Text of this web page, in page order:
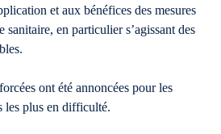
et aux bénéfices des mesures
sanitaire, en particulier s’agissant des
ont été annoncées pour les
les plus en difficulté.